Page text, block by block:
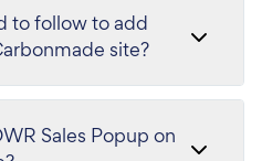
to follow to add
site?
Sales Popup on